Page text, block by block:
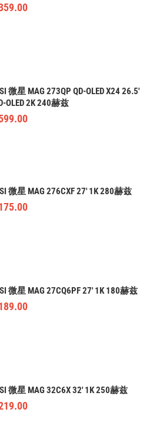
微星 MAG 273QP QD-OLED X24 26.5'
OLED 2K 240赫兹
微星 MAG 276CXF 27' 1K 280赫兹
微星 MAG 27CQ6PF 27' 1K 180赫兹
微星 MAG 32C6X 32' 1K 250赫兹